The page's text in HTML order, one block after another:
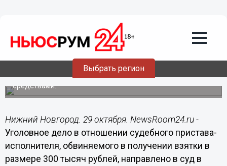
Выбрать регион
нижегородского судебного пристава-
исполнителя, обвиняемого во
взяточничестве, направлено в суд
Бывший пристав получил взятку за вынесение
постановления об отмене мер о запрете
регистрационных действий с транспортными
средствами.
Нижний Новгород. 29 октября. NewsRoom24.ru -
Уголовное дело в отношении судебного пристава-
исполнителя, обвиняемого в получении взятки в
размере 300 тысяч рублей, направлено в суд в